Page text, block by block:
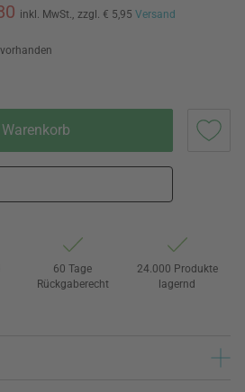
inkl. MwSt., zzgl. € 5,95 Versand
60 Tage
Rückgaberecht
24.000 Produkte
lagernd